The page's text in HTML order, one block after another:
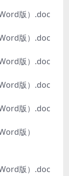
版）.doc
版）.doc
版）.doc
版）.doc
版）.doc
版）
版）.doc